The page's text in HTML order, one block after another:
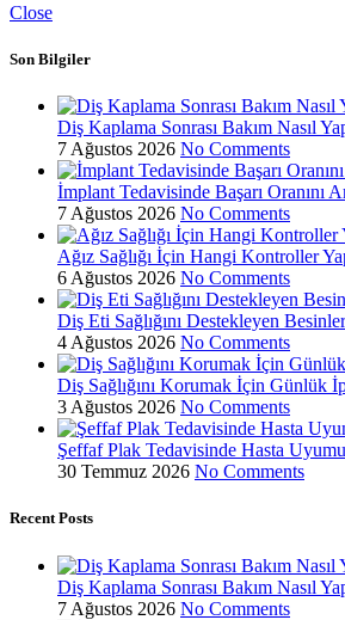
Close
Son Bilgiler
Diş Kaplama Sonrası Bakım Nasıl
7 Ağustos 2026 No Comments
İmplant Tedavisinde Başarı Oranını
7 Ağustos 2026 No Comments
Ağız Sağlığı İçin Hangi Kontroller
6 Ağustos 2026 No Comments
Diş Eti Sağlığını Destekleyen Besinler
4 Ağustos 2026 No Comments
Diş Sağlığını Korumak İçin Günlük
3 Ağustos 2026 No Comments
Şeffaf Plak Tedavisinde Hasta
30 Temmuz 2026 No Comments
Recent Posts
Diş Kaplama Sonrası Bakım Nasıl
7 Ağustos 2026 No Comments